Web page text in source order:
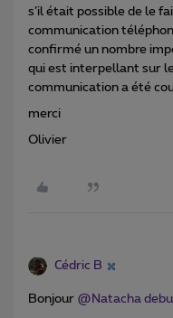
s’il était possible de le
communication
confirmé un nombre
qui est interpellant sur
communication a été
merci
Olivier
Cédric B
Bonjour @Natacha